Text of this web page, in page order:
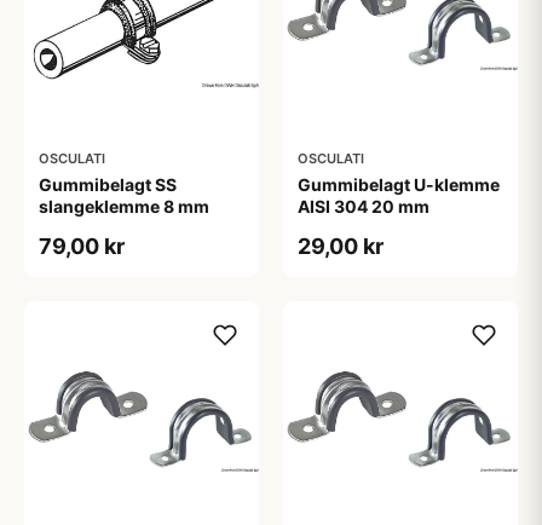
OSCULATI
Gummibelagt SS
slangeklemme 8 mm
79,00 kr
OSCULATI
Gummibelagt U-klemme
AISI 304 20 mm
29,00 kr